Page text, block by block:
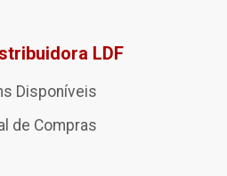
LDF
Disponíveis
de Compras